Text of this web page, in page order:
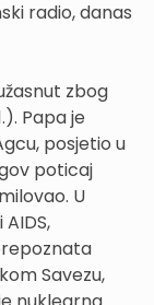
radio, danas
zbog
Papa je
posjetio u
poticaj
U
Savezu,